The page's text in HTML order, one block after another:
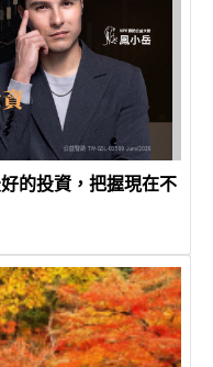
的投資，把握現在不